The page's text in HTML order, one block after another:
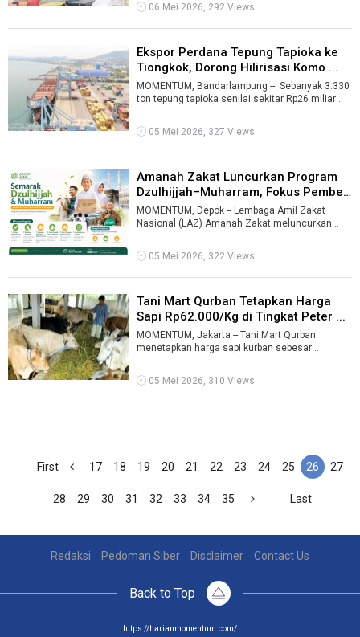
06 Mei 2026, 292 Views
Ekspor Perdana Tepung Tapioka ke
Tiongkok, Dorong Hilirisasi Komo ...
MOMENTUM, Bandarlampung -- Sebanyak 3.330
ton tepung tapioka senilai sekitar Rp26 miliar
05 Mei 2026, 327 Views
Amanah Zakat Luncurkan Program
Dzulhijjah–Muharram, Fokus Pembe
...
MOMENTUM, Depok -- Lembaga Amil Zakat
Nasional (LAZ) Amanah Zakat meluncurkan
05 Mei 2026, 322 Views
Tani Mart Qurban Tetapkan Harga
Sapi Rp62.000/Kg di Tingkat Peter ...
MOMENTUM, Jakarta -- Tani Mart Qurban
menetapkan harga sapi kurban sebesar
peter ...
05 Mei 2026, 310 Views
First 17 18 19 20 21 22 23 24 25 26 27
28 29 30 31 32 33 34 35 Last
Redaksi Pedoman Siber Disclaimer Contact Us
Back to Top
https://harianmomentum.com/